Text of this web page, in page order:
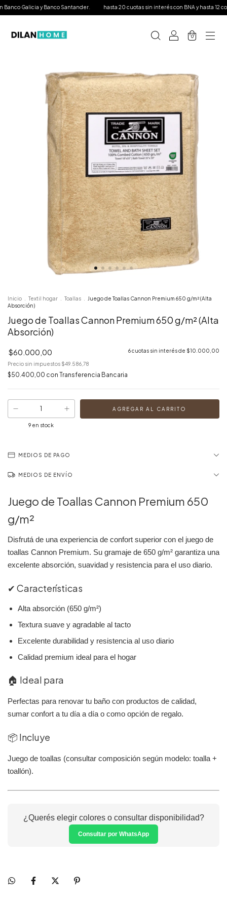
Galicia y Banco Santander. hasta 20 cuotas sin interés con BNA y hasta 12 con
0
Inicio Textil hogar Toallas
Juego de Toallas Cannon Premium 650 g/m² (Alta
Absorción)
Juego de Toallas Cannon Premium 650 g/m² (Alta
Absorción)
$60.000,00 6cuotas sin interés de $10.000,00
Precio sin impuestos $49.586,78
$50.400,00 con Transferencia Bancaria
9 en stock
MEDIOS DE PAGO
MEDIOS DE ENVÍO
Juego de Toallas Cannon Premium 650
g/m²
Disfrutá de una experiencia de confort superior con el juego de
toallas Cannon Premium. Su gramaje de 650 g/m² garantiza una
excelente absorción, suavidad y resistencia para el uso diario.
✔ Características
Alta absorción (650 g/m²)
Textura suave y agradable al tacto
Excelente durabilidad y resistencia al uso diario
Calidad premium ideal para el hogar
🏠 Ideal para
Perfectas para renovar tu baño con productos de calidad,
sumar confort a tu día a día o como opción de regalo.
📦 Incluye
Juego de toallas (consultar composición según modelo: toalla +
toallón).
¿Querés elegir colores o consultar disponibilidad?
Consultar por WhatsApp